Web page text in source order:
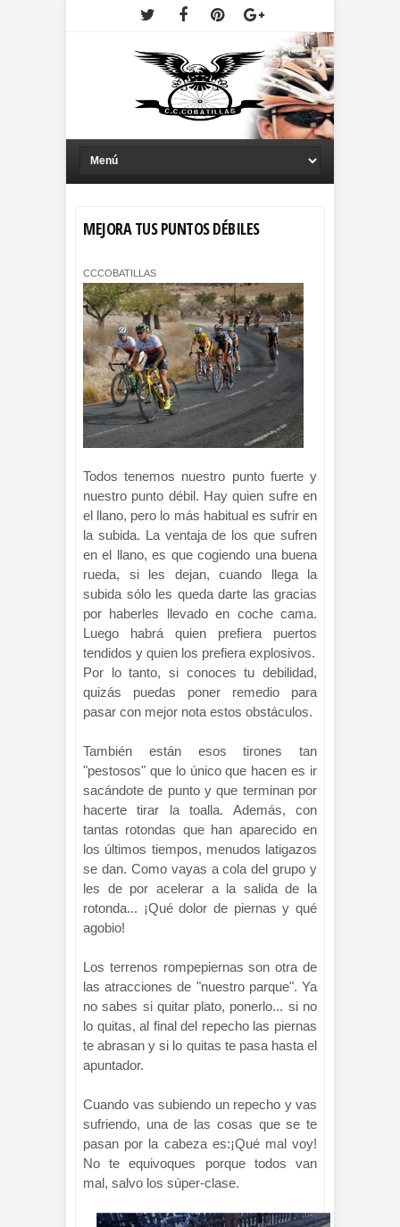
MEJORA TUS PUNTOS DÉBILES
CCCOBATILLAS
Todos tenemos nuestro punto fuerte y
nuestro punto débil. Hay quien sufre en
el llano, pero lo más habitual es sufrir en
la subida. La ventaja de los que sufren
en el llano, es que cogiendo una buena
rueda, si les dejan, cuando llega la
subida sólo les queda darte las gracias
por haberles llevado en coche cama.
Luego habrá quien prefiera puertos
tendidos y quien los prefiera explosivos.
Por lo tanto, si conoces tu debilidad,
quizás puedas poner remedio para
pasar con mejor nota estos obstáculos.
También están esos tirones tan
"pestosos" que lo único que hacen es ir
sacándote de punto y que terminan por
hacerte tirar la toalla. Además, con
tantas rotondas que han aparecido en
los últimos tiempos, menudos latigazos
se dan. Como vayas a cola del grupo y
les de por acelerar a la salida de la
rotonda... ¡Qué dolor de piernas y qué
agobio!
Los terrenos rompepiernas son otra de
las atracciones de "nuestro parque". Ya
no sabes si quitar plato, ponerlo... si no
lo quitas, al final del repecho las piernas
te abrasan y si lo quitas te pasa hasta el
apuntador.
Cuando vas subiendo un repecho y vas
sufriendo, una de las cosas que se te
pasan por la cabeza es:¡Qué mal voy!
No te equivoques porque todos van
mal, salvo los súper-clase.